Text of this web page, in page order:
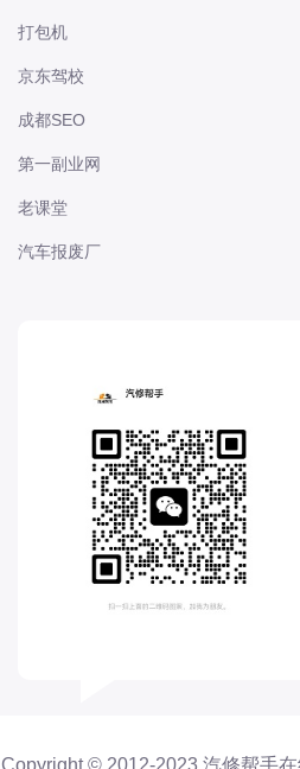
传祺
创维
长城
长安-睿行
长安-跨越
D
DS
DS
DS-进口
东风纳米
打包机
京东驾校
成都SEO
第一副业网
老课堂
汽车报废厂